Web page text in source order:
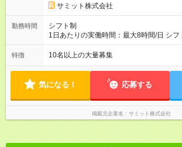
営責任者）を目指します。 チーフは接客
画や売場作り、社員教育も担当。副店長
与も大幅アップします。 また年1回キャリ
部・営業企画部・総務部・経理部など本
発・経理部への異動例もあり、自身の可
です！ 【試用期間】試用期間あり 試用期間の長さ：3ヶ月 雇用
形態、給与は本採用時と同じです。
サミット株式会社
勤務時間
シフト制
1日あたりの実働時間：最大8時間/日 シ
大8時間(休憩1時間) 月10日休 【シフト例】 8:00～17:00 10:00
～19:00 12:00～21:00 ほか 深夜営業店舗(22時～25時閉店)に
めの深夜勤務はありませ
特徴 10名以上の大量募集
気になる！ 応募する
掲載元企業名 サミット株式会社